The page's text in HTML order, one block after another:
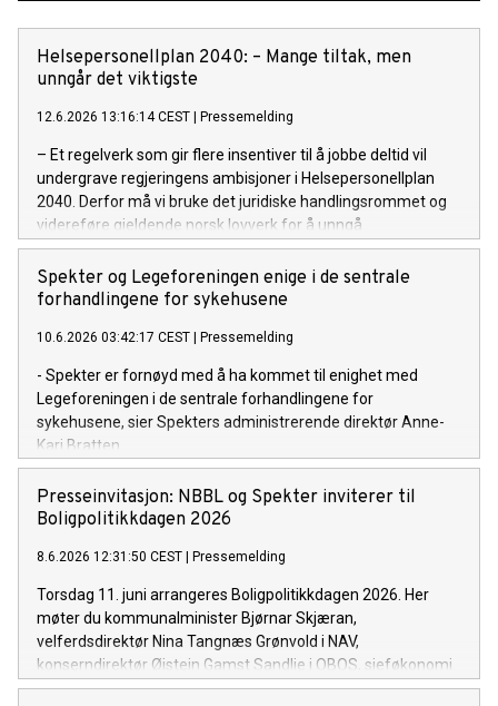
Helsepersonellplan 2040: – Mange tiltak, men
unngår det viktigste
12.6.2026 13:16:14 CEST Pressemelding
– Et regelverk som gir flere insentiver til å jobbe deltid vil
undergrave regjeringens ambisjoner i Helsepersonellplan
2040. Derfor må vi bruke det juridiske handlingsrommet og
videreføre gjeldende norsk lovverk for å unngå
overtidsbetaling på mertid, sier Odd Erik Stende,
viseadministrerende direktør i Spekter.
Spekter og Legeforeningen enige i de sentrale
forhandlingene for sykehusene
10.6.2026 03:42:17 CEST Pressemelding
- Spekter er fornøyd med å ha kommet til enighet med
Legeforeningen i de sentrale forhandlingene for
sykehusene, sier Spekters administrerende direktør Anne-
Kari Bratten.
Presseinvitasjon: NBBL og Spekter inviterer til
Boligpolitikkdagen 2026
8.6.2026 12:31:50 CEST Pressemelding
Torsdag 11. juni arrangeres Boligpolitikkdagen 2026. Her
møter du kommunalminister Bjørnar Skjæran,
velferdsdirektør Nina Tangnæs Grønvold i NAV,
konserndirektør Øistein Gamst Sandlie i OBOS, sjeføkonomi
Erling Røed Larsen i Swedbank og politikere fra flere partier.